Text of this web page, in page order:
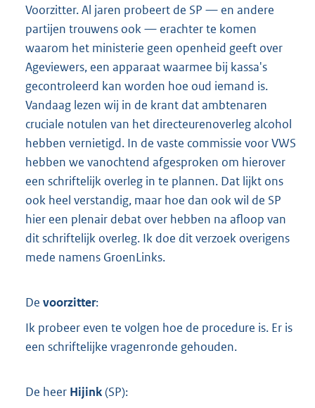
Voorzitter. Al jaren probeert de SP — en andere
partijen trouwens ook — erachter te komen
waarom het ministerie geen openheid geeft over
Ageviewers, een apparaat waarmee bij kassa's
gecontroleerd kan worden hoe oud iemand is.
Vandaag lezen wij in de krant dat ambtenaren
cruciale notulen van het directeurenoverleg alcohol
hebben vernietigd. In de vaste commissie voor VWS
hebben we vanochtend afgesproken om hierover
een schriftelijk overleg in te plannen. Dat lijkt ons
ook heel verstandig, maar hoe dan ook wil de SP
hier een plenair debat over hebben na afloop van
dit schriftelijk overleg. Ik doe dit verzoek overigens
mede namens GroenLinks.
De voorzitter:
Ik probeer even te volgen hoe de procedure is. Er is
een schriftelijke vragenronde gehouden.
De heer Hijink(SP):